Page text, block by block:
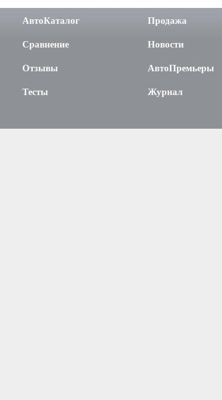
АвтоКаталог
Сравнение
Отзывы
Тесты
Продажа
Новости
АвтоПремьеры
Журнал